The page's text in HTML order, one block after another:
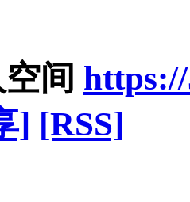
间
] [RSS]